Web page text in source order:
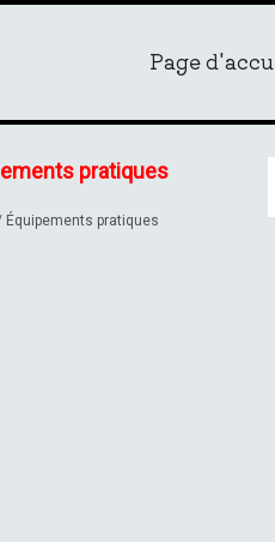
Page
pratiques
Équipements pratiques